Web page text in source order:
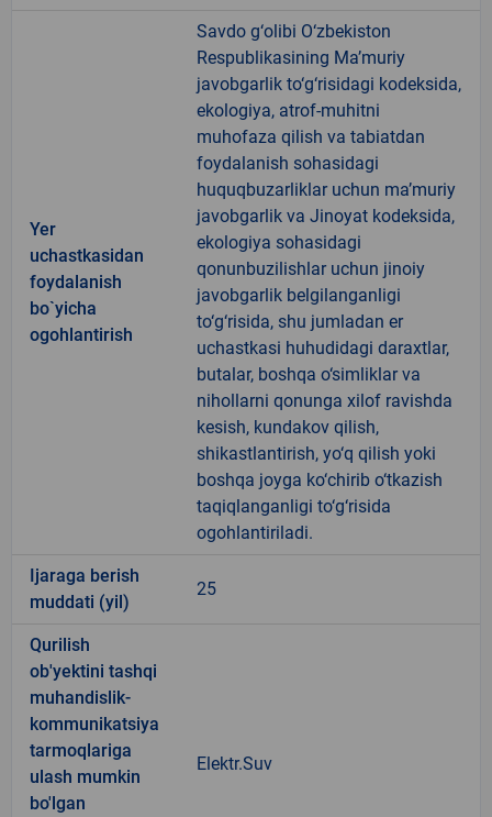
Yer
uchastkasidan
foydalanish
bo`yicha
ogohlantirish
Savdo g‘olibi O‘zbekiston
Respublikasining Ma’muriy
javobgarlik to‘g‘risidagi kodeksida,
ekologiya, atrof-muhitni
muhofaza qilish va tabiatdan
foydalanish sohasidagi
huquqbuzarliklar uchun ma’muriy
javobgarlik va Jinoyat kodeksida,
ekologiya sohasidagi
qonunbuzilishlar uchun jinoiy
javobgarlik belgilanganligi
to‘g‘risida, shu jumladan er
uchastkasi huhudidagi daraxtlar,
butalar, boshqa o‘simliklar va
nihollarni qonunga xilof ravishda
kesish, kundakov qilish,
shikastlantirish, yo‘q qilish yoki
boshqa joyga ko‘chirib o‘tkazish
taqiqlanganligi to‘g‘risida
ogohlantiriladi.
Ijaraga berish
muddati (yil)
25
Qurilish
ob'yektini tashqi
muhandislik-
kommunikatsiya
tarmoqlariga
ulash mumkin
bo'lgan
Elektr.Suv